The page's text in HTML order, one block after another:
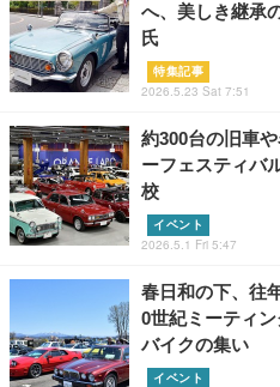
へ、美しき継承
氏
特集記事
2026.5.23 Sat 7:51
約300台の旧車
ーフェスティバ
校
イベント
2026.5.1 Fri 5:47
春日和の下、往
0世紀ミーティ
バイクの集い
イベント